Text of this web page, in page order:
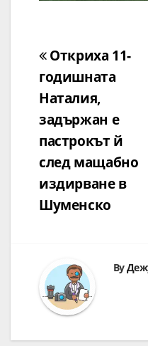
Навигация
Откриха 11-
годишната
Наталия,
задържан е
пастрокът й
след мащабно
издирване в
Шуменско
By